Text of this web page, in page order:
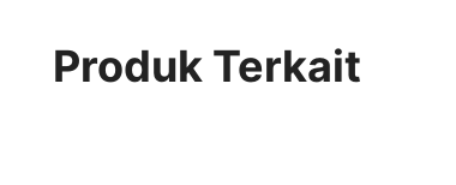
Produk Terkait